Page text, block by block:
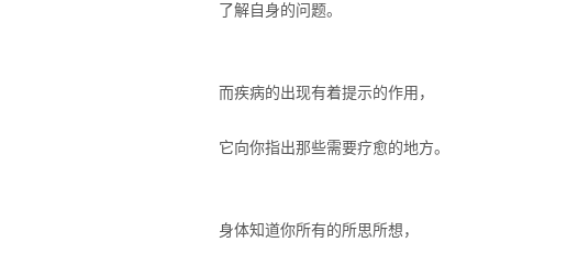
了解自身的问题。
而疾病的出现有着提示的作用，
它向你指出那些需要疗愈的地方。
身体知道你所有的所思所想，